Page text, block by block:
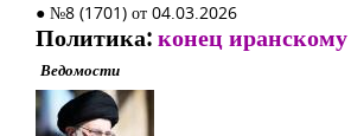
● №8 (1701) от 04.03.2026
Политика:конец
Ведомости